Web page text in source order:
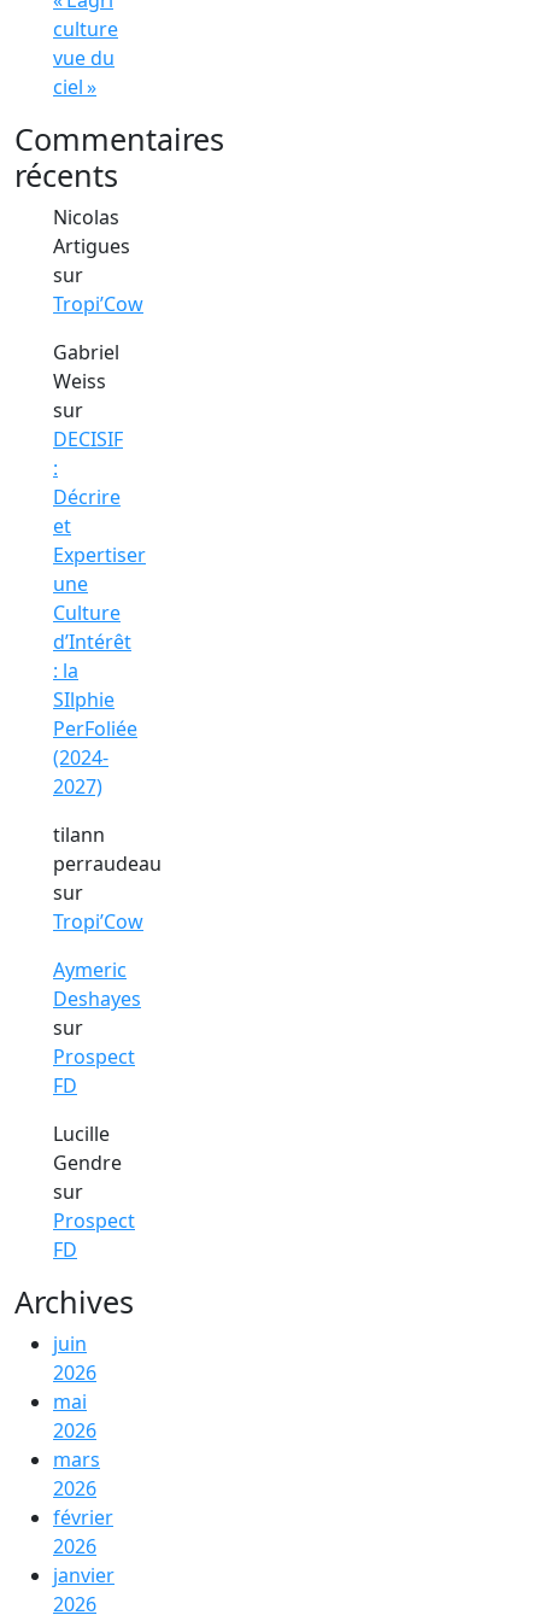
culture
vue du
ciel »
Commentaires
récents
Nicolas
Artigues
sur
Tropi’Cow
Gabriel
Weiss
sur
DECISIF
:
Décrire
et
Expertiser
une
Culture
d’Intérêt
: la
SIlphie
PerFoliée
(2024-
2027)
tilann
perraudeau
sur
Tropi’Cow
Aymeric
Deshayes
sur
Prospect
FD
Lucille
Gendre
sur
Prospect
FD
Archives
juin
2026
mai
2026
mars
2026
février
2026
janvier
2026